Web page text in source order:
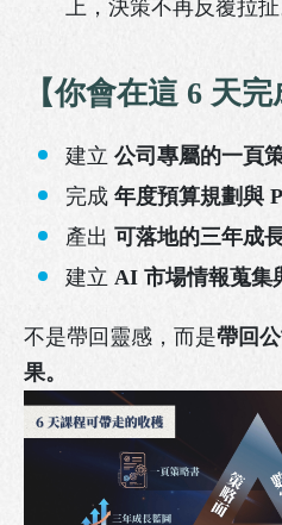
上，決策不再反覆拉扯
【你會在這 6 天完
建立 公司專屬的一頁
完成 年度預算規劃與
產出 可落地的三年成
建立 AI 市場情報蒐集
不是帶回靈感，而是帶回
果。